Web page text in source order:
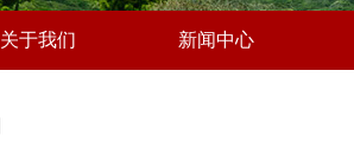
关于我们 新闻中心